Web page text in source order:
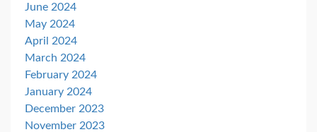
June 2024
May 2024
April 2024
March 2024
February 2024
January 2024
December 2023
November 2023